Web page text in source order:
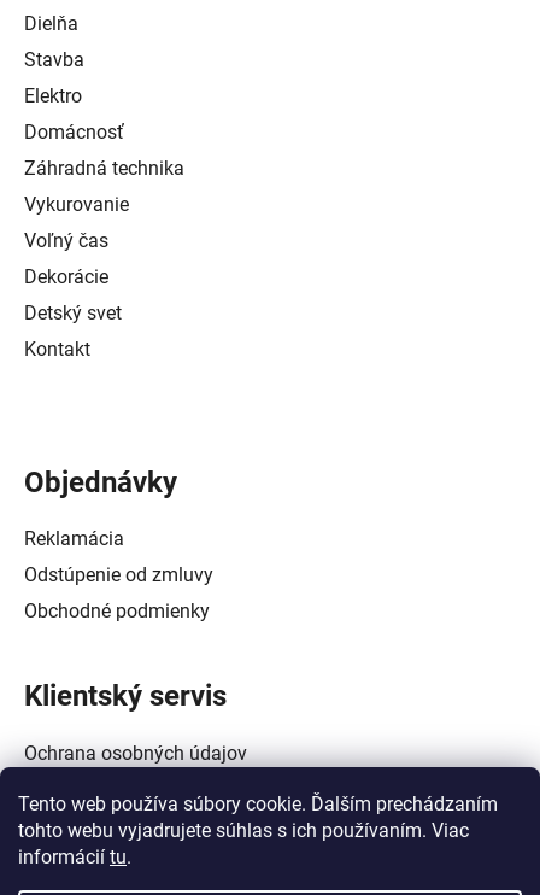
Tento web používa súbory cookie. Ďalším prechádzaním
tohto webu vyjadrujete súhlas s ich používaním. Viac
informácií tu.
Dielňa
Stavba
Elektro
Domácnosť
Záhradná technika
Vykurovanie
Voľný čas
Dekorácie
Detský svet
Kontakt
Objednávky
Reklamácia
Odstúpenie od zmluvy
Obchodné podmienky
Klientský servis
Ochrana osobných údajov
Alternatívne riešenie spotrebiteľských sporov
Zásady používania súborov cookie (EÚ)